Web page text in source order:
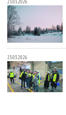
23.03.2026
23.03.2026